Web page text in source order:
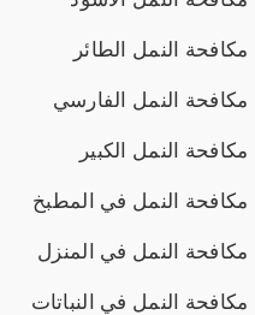
مكافحة النمل الطائر
مكافحة النمل الفارسي
مكافحة النمل الكبير
مكافحة النمل في المطبخ
مكافحة النمل في المنزل
مكافحة النمل في النباتات